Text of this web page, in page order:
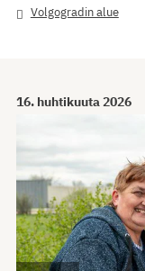
Volgogradin alue
16. huhtikuuta 2026